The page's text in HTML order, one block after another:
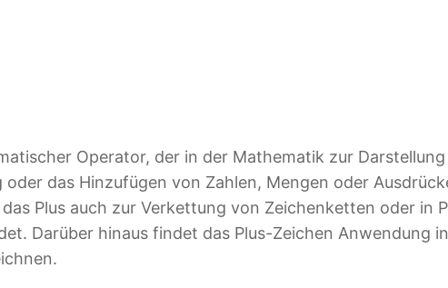
Operator, der in der Mathematik zur
das Hinzufügen von Zahlen, Mengen oder
Plus auch zur Verkettung von Zeichenketten oder in
Darüber hinaus findet das Plus-Zeichen Anwendung